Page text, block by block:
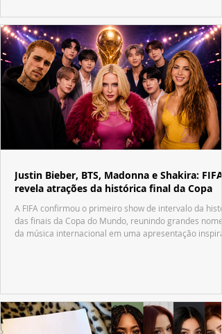
Justin Bieber, BTS, Madonna e Shakira: FIFA
revela atrações da histórica final da Copa
A FIFA confirmou o primeiro show de intervalo da
das finais da Copa do Mundo, reunindo grandes nomes
da música internacional em uma apresentação